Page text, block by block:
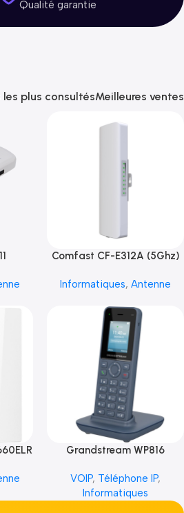
Qualité garantie
les plus consultésMeilleures ventes
Comfast CF-E312A (5Ghz)
Informatiques, Antenne
Grandstream WP816
VOIP, Téléphone IP,
Informatiques